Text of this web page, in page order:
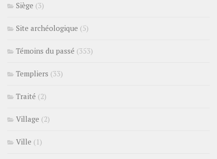
Siège (3)
Site archéologique (5)
Témoins du passé (353)
Templiers (33)
Traité (2)
Village (2)
Ville (1)